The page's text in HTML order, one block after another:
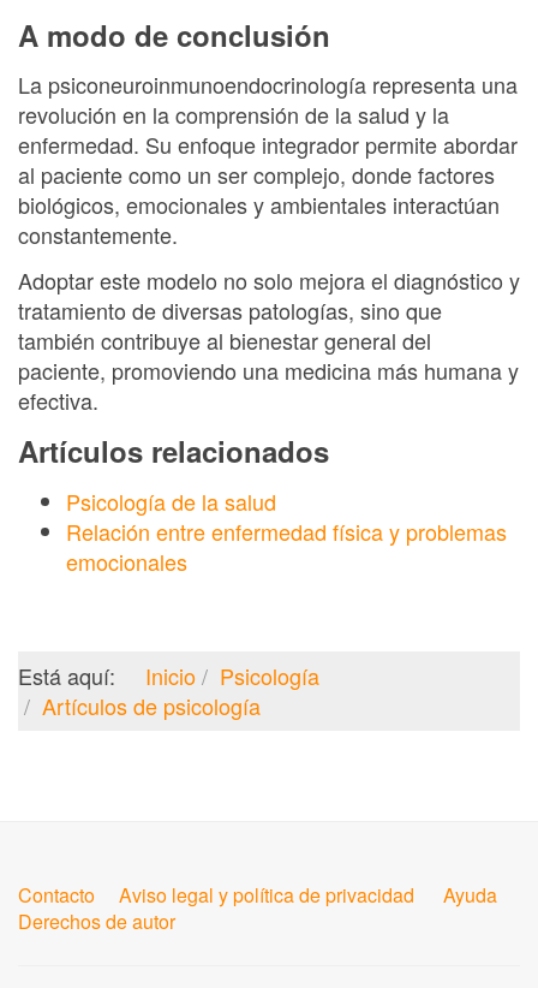
A modo de conclusión
La psiconeuroinmunoendocrinología representa una
revolución en la comprensión de la salud y la
enfermedad. Su enfoque integrador permite abordar
al paciente como un ser complejo, donde factores
biológicos, emocionales y ambientales interactúan
constantemente.
Adoptar este modelo no solo mejora el diagnóstico y
tratamiento de diversas patologías, sino que
también contribuye al bienestar general del
paciente, promoviendo una medicina más humana y
efectiva.
Artículos relacionados
Psicología de la salud
Relación entre enfermedad física y problemas
emocionales
Está aquí: Inicio
Psicología
Artículos de psicología
Contacto Aviso legal y política de privacidad
Ayuda
Derechos de autor